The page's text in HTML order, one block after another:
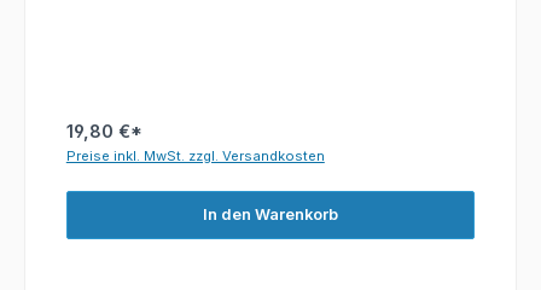
19,80 €*
Preise inkl. MwSt. zzgl. Versandkosten
In den Warenkorb